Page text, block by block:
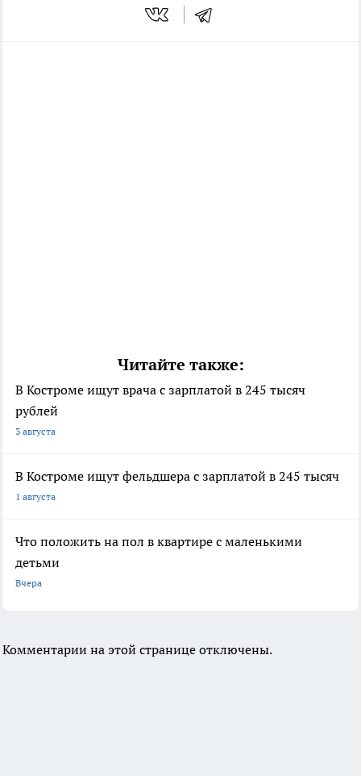
Читайте также:
В Костроме ищут врача с зарплатой в 245 тысяч
рублей
3 августа
В Костроме ищут фельдшера с зарплатой в 245 тысяч
1 августа
Что положить на пол в квартире с маленькими
детьми
Вчера
Комментарии на этой странице отключены.